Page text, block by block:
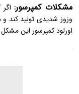
مشکلات کمپرسور:اگر
وزوز شدیدی تولید کند و
اورلود کمپرسور این
.